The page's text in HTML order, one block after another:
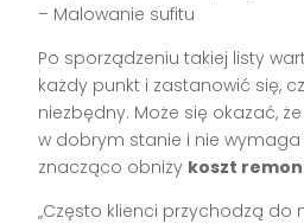
– Malowanie sufitu
Po sporządzeniu takiej listy
każdy punkt i zastanowić się,
niezbędny. Może się okazać,
w dobrym stanie i nie
znacząco obniży koszt
„Często klienci przychodzą do